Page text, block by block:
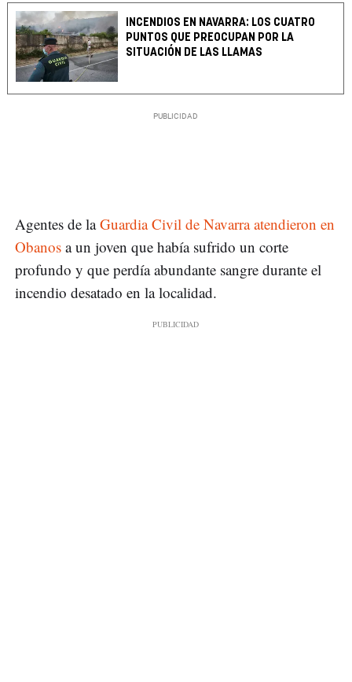
INCENDIOS EN NAVARRA: LOS CUATRO
PUNTOS QUE PREOCUPAN POR LA
SITUACIÓN DE LAS LLAMAS
Agentes de laGuardia Civil de Navarra atendieron en
Obanos a un joven que había sufrido un corte
profundo y que perdía abundante sangre durante el
incendio desatado en la localidad.